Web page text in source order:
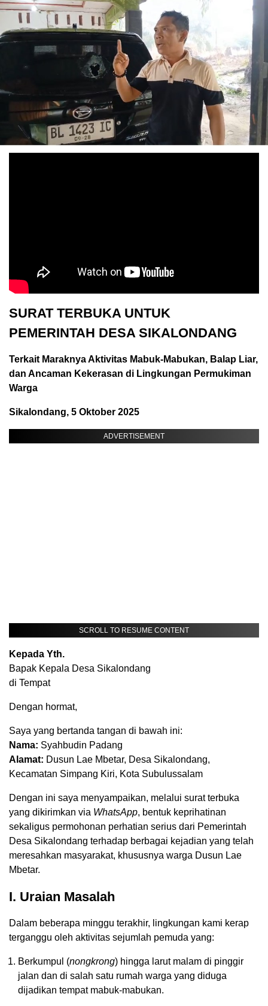
SURAT TERBUKA UNTUK
PEMERINTAH DESA SIKALONDANG
Terkait Maraknya Aktivitas Mabuk-Mabukan, Balap Liar,
dan Ancaman Kekerasan di Lingkungan Permukiman
Warga
Sikalondang, 5 Oktober 2025
ADVERTISEMENT
SCROLL TO RESUME CONTENT
Kepada Yth.
Bapak Kepala Desa Sikalondang
di Tempat
Dengan hormat,
Saya yang bertanda tangan di bawah ini:
Nama: Syahbudin Padang
Alamat: Dusun Lae Mbetar, Desa Sikalondang,
Kecamatan Simpang Kiri, Kota Subulussalam
Dengan ini saya menyampaikan, melalui surat terbuka
yang dikirimkan via WhatsApp, bentuk keprihatinan
sekaligus permohonan perhatian serius dari Pemerintah
Desa Sikalondang terhadap berbagai kejadian yang telah
meresahkan masyarakat, khususnya warga Dusun Lae
Mbetar.
I. Uraian Masalah
Dalam beberapa minggu terakhir, lingkungan kami kerap
terganggu oleh aktivitas sejumlah pemuda yang:
Berkumpul (nongkrong) hingga larut malam di pinggir
jalan dan di salah satu rumah warga yang diduga
dijadikan tempat mabuk-mabukan.